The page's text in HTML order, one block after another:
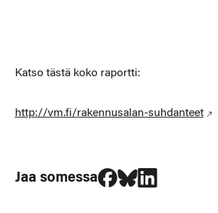
Katso tästä koko raportti:
http://vm.fi/rakennusalan-suhdanteet
Jaa somessa
Jaa Facebookissa
Jaa Blueskyssa
Jaa LinkedIn:ssä